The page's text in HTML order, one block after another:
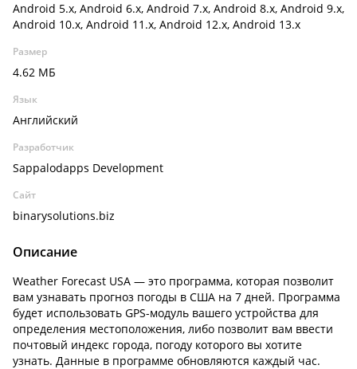
Android 5.x, Android 6.x, Android 7.x, Android 8.x, Android 9.x,
Android 10.x, Android 11.x, Android 12.x, Android 13.x
Размер
4.62 МБ
Язык
Английский
Разработчик
Sappalodapps Development
Сайт
binarysolutions.biz
Описание
Weather Forecast USA — это программа, которая позволит
вам узнавать прогноз погоды в США на 7 дней. Программа
будет использовать GPS-модуль вашего устройства для
определения местоположения, либо позволит вам ввести
почтовый индекс города, погоду которого вы хотите
узнать. Данные в программе обновляются каждый час.